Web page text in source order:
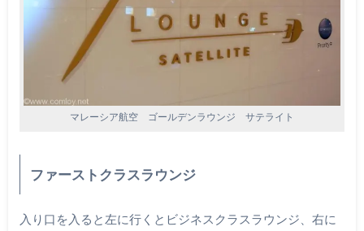
マレーシア航空 ゴールデンラウンジ サテライト
ファーストクラスラウンジ
入り口を入ると左に行くとビジネスクラスラウンジ、右に